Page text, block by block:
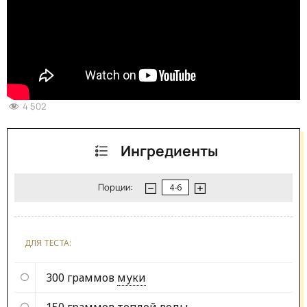
4 502
Ингредиенты
Порции:
ДЛЯ ТЕСТА:
300 граммов муки